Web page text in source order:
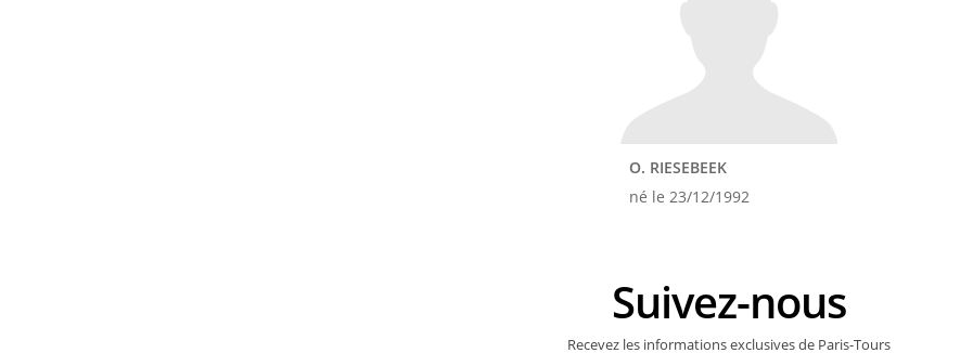
O. RIESEBEEK
né le 23/12/1992
Suivez-nous
Recevez les informations exclusives de Paris-Tours